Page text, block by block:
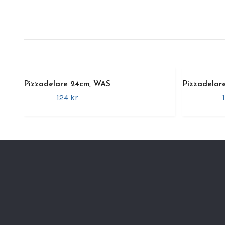
Pizzadelare 24cm, WAS
124 kr